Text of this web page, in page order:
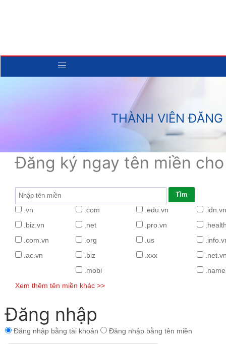
THÀNH VIÊN
Đăng ký ngay tên miền
.vn
.biz.vn
.com.vn
.ac.vn
.com
.net
.org
.biz
.mobi
.edu.vn
.pro.vn
.us
.xxx
.idn.vn
Xem thêm tên miền khác >>
Đăng nhập
Đăng nhập bằng tài khoản Đăng nhập bằng tên miền